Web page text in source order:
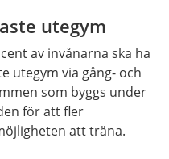
utegym
av invånarna ska ha
utegym via gång- och
som byggs under
för att fler
att träna.